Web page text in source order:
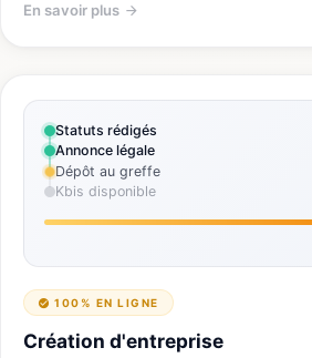
En savoir plus
Statuts rédigés
Annonce légale
Dépôt au greffe
Kbis disponible
100% EN LIGNE
Création d'entreprise